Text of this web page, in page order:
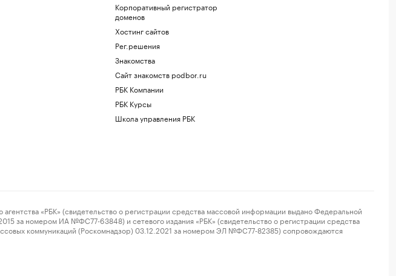
Корпоративный регистратор
доменов
Хостинг сайтов
Рег.решения
Знакомства
Сайт знакомств podbor.ru
РБК Компании
РБК Курсы
Школа управления РБК
«РБК» (свидетельство о регистрации средства массовой информации выдано Федеральной
за номером ИА №ФС77-63848) и сетевого издания «РБК» (свидетельство о регистрации средства
коммуникаций (Роскомнадзор) 03.12.2021 за номером ЭЛ №ФС77-82385) сопровождаются